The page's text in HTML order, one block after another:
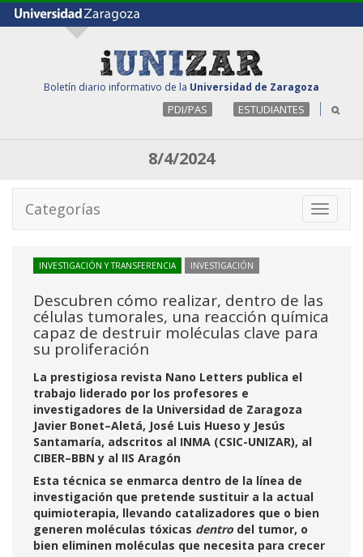
Boletín diario informativo de la Universidad de Zaragoza
PDI/PAS ESTUDIANTES
8/4/2024
Toggle
Categorías
INVESTIGACIÓN Y TRANSFERENCIA INVESTIGACIÓN
Descubren cómo realizar, dentro de las
células tumorales, una reacción química
capaz de destruir moléculas clave para
su proliferación
La prestigiosa revista Nano Letters publica el
trabajo liderado por los profesores e
investigadores de la Universidad de Zaragoza
Javier Bonet–Aletá, José Luis Hueso y Jesús
Santamaría, adscritos al INMA (CSIC-UNIZAR), al
CIBER–BBN y al IIS Aragón
Esta técnica se enmarca dentro de la línea de
investigación que pretende sustituir a la actual
quimioterapia, llevando catalizadores que o bien
generen moléculas tóxicas dentro del tumor, o
bien eliminen moléculas que necesita para crecer